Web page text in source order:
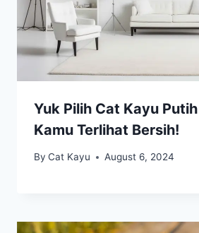
Yuk Pilih Cat Kayu
Kamu Terlihat Bersih!
By Cat Kayu August 6, 2024